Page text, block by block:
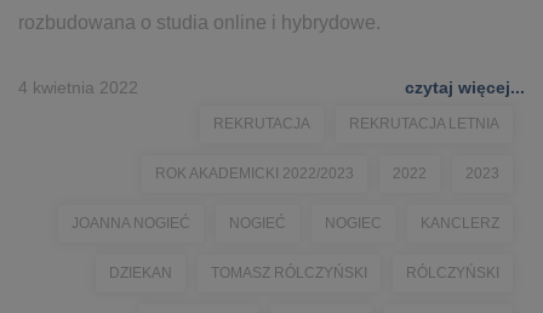
rozbudowana o studia online i hybrydowe.
4 kwietnia 2022 czytaj więcej...
REKRUTACJA REKRUTACJA LETNIA
ROK AKADEMICKI 2022/2023 2022 2023
JOANNA NOGIEĆ NOGIEĆ NOGIEC KANCLERZ
DZIEKAN TOMASZ RÓLCZYŃSKI RÓLCZYŃSKI